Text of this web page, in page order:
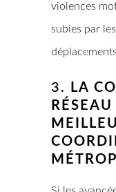
violences
subies par
3.
LA